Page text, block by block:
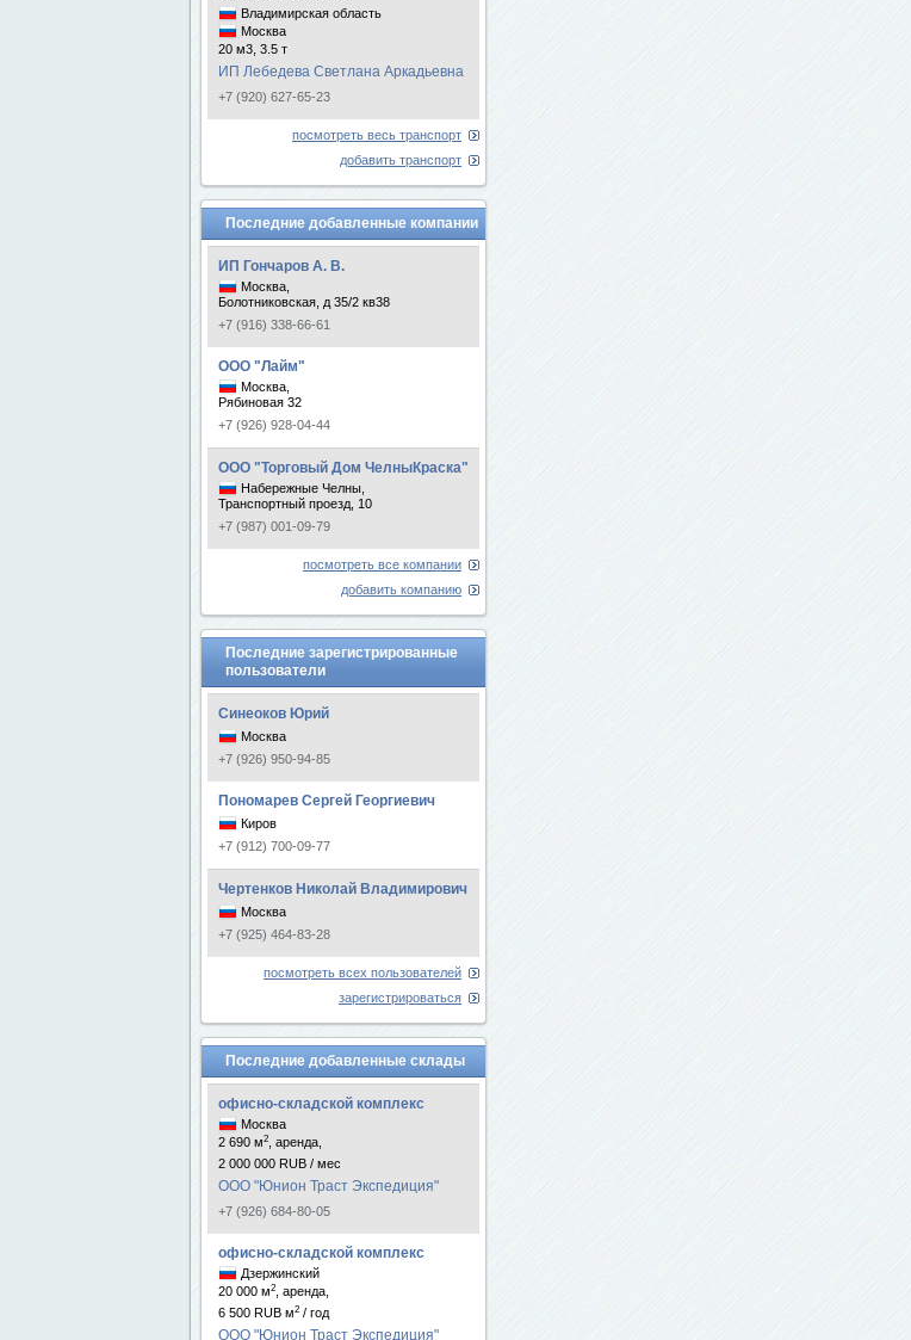
Владимирская область
Москва
20 м3, 3.5 т
ИП Лебедева Светлана Аркадьевна
+7 (920) 627-65-23
посмотреть весь транспорт
добавить транспорт
Последние добавленные компании
ИП Гончаров А. В.
Москва,
Болотниковская, д 35/2 кв38
+7 (916) 338-66-61
ООО "Лайм"
Москва,
Рябиновая 32
+7 (926) 928-04-44
ООО "Торговый Дом ЧелныКраска"
Набережные Челны,
Транспортный проезд, 10
+7 (987) 001-09-79
посмотреть все компании
добавить компанию
Последние зарегистрированные
пользователи
Синеоков Юрий
Москва
+7 (926) 950-94-85
Пономарев Сергей Георгиевич
Киров
+7 (912) 700-09-77
Чертенков Николай Владимирович
Москва
+7 (925) 464-83-28
посмотреть всех пользователей
зарегистрироваться
Последние добавленные склады
офисно-складской комплекс
Москва
2 690 м2
, аренда,
2 000 000 RUB / мес
ООО "Юнион Траст Экспедиция"
+7 (926) 684-80-05
офисно-складской комплекс
Дзержинский
20 000 м2
, аренда,
6 500 RUB м2 / год
ООО "Юнион Траст Экспедиция"